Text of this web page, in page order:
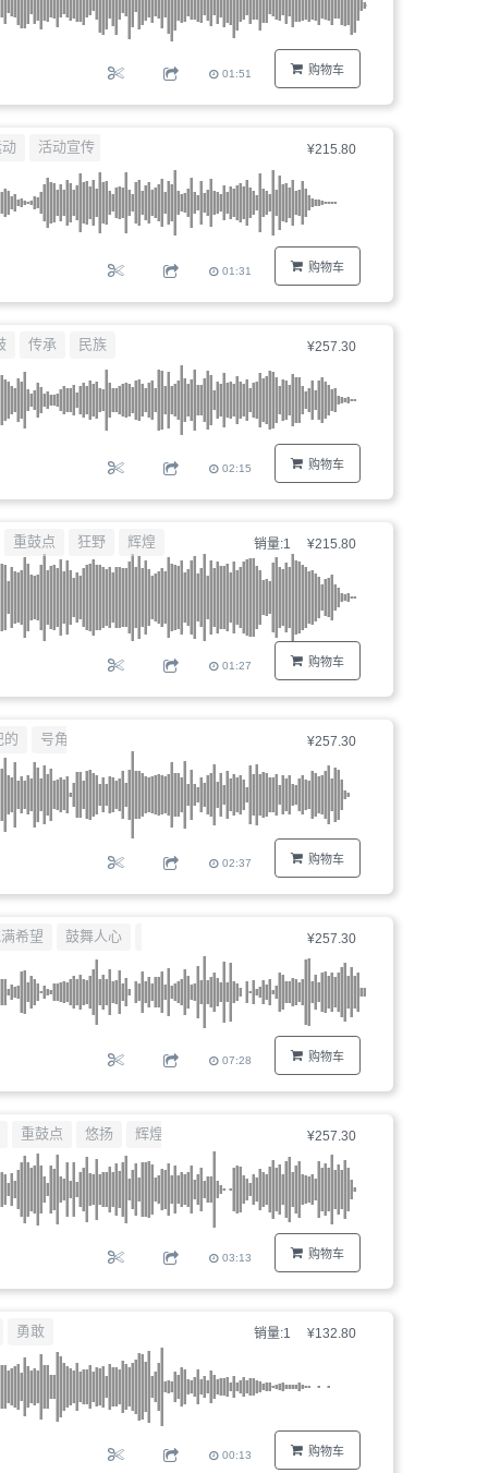
购物车
01:51
¥215.80
购物车
活动宣传
01:31
¥257.30
购物车
传承 民族
02:15
销量:1 ¥215.80
购物车
重鼓点 狂野 辉煌
01:27
¥257.30
购物车
的 号角
02:37
¥257.30
购物车
希望 鼓舞人心
07:28
¥257.30
购物车
重鼓点 悠扬 辉煌
03:13
销量:1 ¥132.80
购物车
勇敢
00:13